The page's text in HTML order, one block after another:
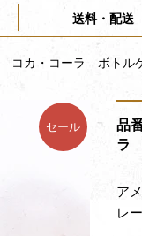
送料・配送
カ・コーラ ボト
セール
品
ラ
ア
レ